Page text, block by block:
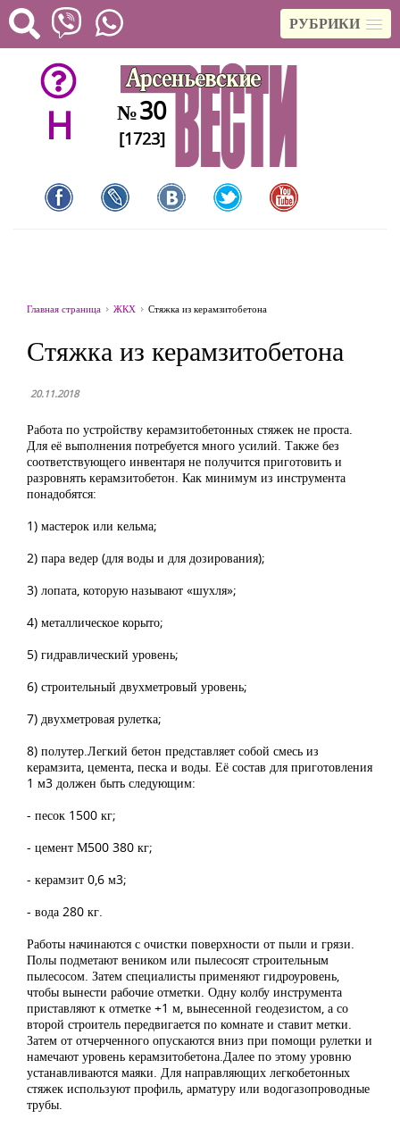
РУБРИКИ
H №30
[1723]
Главная страница ЖКХ Стяжка из керамзитобетона
Стяжка из керамзитобетона
20.11.2018
Работа по устройству керамзитобетонных стяжек не проста.
Для её выполнения потребуется много усилий. Также без
соответствующего инвентаря не получится приготовить и
разровнять керамзитобетон. Как минимум из инструмента
понадобятся:
1) мастерок или кельма;
2) пара ведер (для воды и для дозирования);
3) лопата, которую называют «шухля»;
4) металлическое корыто;
5) гидравлический уровень;
6) строительный двухметровый уровень;
7) двухметровая рулетка;
8) полутер.Легкий бетон представляет собой смесь из
керамзита, цемента, песка и воды. Её состав для приготовления
1 м3 должен быть следующим:
- песок 1500 кг;
- цемент М500 380 кг;
- керамзит 0,6 м3;
- вода 280 кг.
Работы начинаются с очистки поверхности от пыли и грязи.
Полы подметают веником или пылесосят строительным
пылесосом. Затем специалисты применяют гидроуровень,
чтобы вынести рабочие отметки. Одну колбу инструмента
приставляют к отметке +1 м, вынесенной геодезистом, а со
второй строитель передвигается по комнате и ставит метки.
Затем от отчерченного опускаются вниз при помощи рулетки и
намечают уровень керамзитобетона.Далее по этому уровню
устанавливаются маяки. Для направляющих легкобетонных
стяжек используют профиль, арматуру или водогазопроводные
трубы.